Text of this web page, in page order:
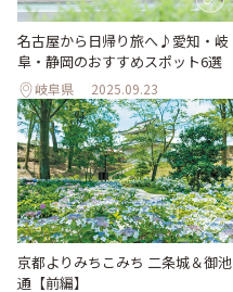
名古屋から日帰り旅へ♪愛知・岐
阜・静岡のおすすめスポット6選
岐阜県 2025.09.23
京都よりみちこみち 二条城＆御池
通【前編】